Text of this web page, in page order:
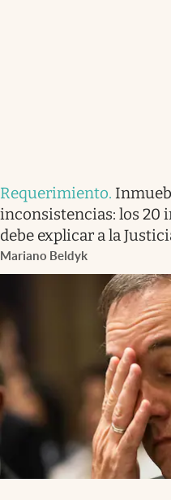
Requerimiento.
inconsistencias: los 20
debe explicar a la
Mariano Beldyk